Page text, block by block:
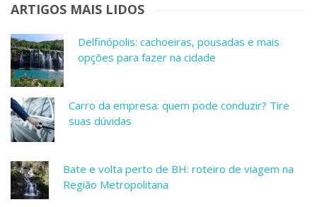
ARTIGOS MAIS LIDOS
Delfinópolis: cachoeiras, pousadas e mais
opções para fazer na cidade
Carro da empresa: quem pode conduzir? Tire
suas dúvidas
Bate e volta perto de BH: roteiro de viagem na
Região Metropolitana